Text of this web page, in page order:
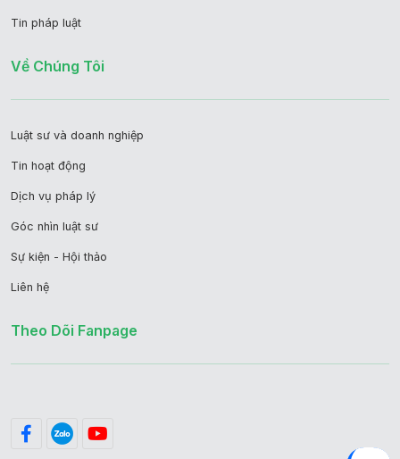
Tin pháp luật
Về Chúng Tôi
Luật sư và doanh nghiệp
Tin hoạt động
Dịch vụ pháp lý
Góc nhìn luật sư
Sự kiện - Hội thảo
Liên hệ
Theo Dõi Fanpage